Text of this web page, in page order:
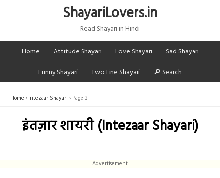
ShayariLovers.in
Read Shayari in Hindi
Home
Attitude Shayari Love Shayari
Sad Shayari
Funny Shayari
Two Line Shayari 🔎 Search
Home Intezaar Shayari Page-3
इंतज़ार शायरी (Intezaar Shayari)
Advertisement